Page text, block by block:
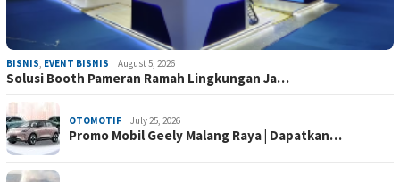
BISNIS, EVENT BISNIS August 5, 2026
Solusi Booth Pameran Ramah Lingkungan Ja…
OTOMOTIF July 25, 2026
Promo Mobil Geely Malang Raya | Dapatkan…